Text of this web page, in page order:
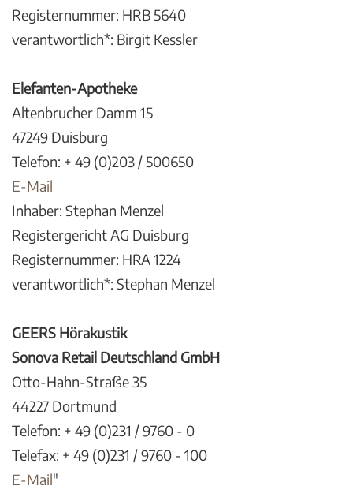
Registernummer: HRB 5640
verantwortlich*: Birgit Kessler
Elefanten-Apotheke
Altenbrucher Damm 15
47249 Duisburg
Telefon: + 49 (0)203 / 500650
E-Mail
Inhaber: Stephan Menzel
Registergericht AG Duisburg
Registernummer: HRA 1224
verantwortlich*: Stephan Menzel
GEERS Hörakustik
Sonova Retail Deutschland GmbH
Otto-Hahn-Straße 35
44227 Dortmund
Telefon: + 49 (0)231 / 9760 - 0
Telefax: + 49 (0)231 / 9760 - 100
E-Mail"